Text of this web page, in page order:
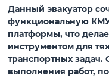
Данный эвакуатор
функциональную
платформы, что
инструментом для
транспортных задач.
выполнения работ,